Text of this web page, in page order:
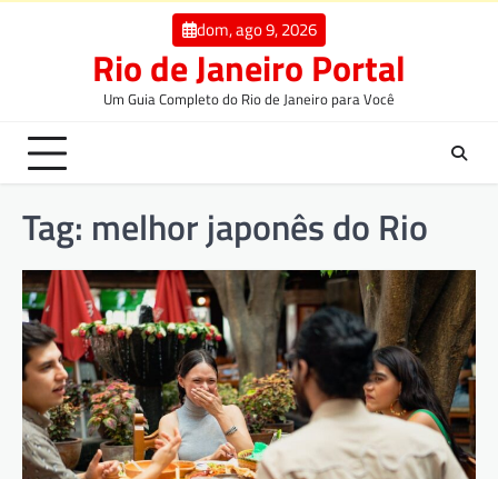
dom, ago 9, 2026
Rio de Janeiro Portal
Um Guia Completo do Rio de Janeiro para Você
Tag: melhor japonês do Rio